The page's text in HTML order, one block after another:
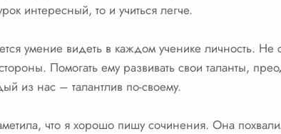
интересный, то и учиться легче.
умение видеть в каждом ученике личность. Не
Помогать ему развивать свои таланты,
из нас – талантлив по-своему.
что я хорошо пишу сочинения. Она